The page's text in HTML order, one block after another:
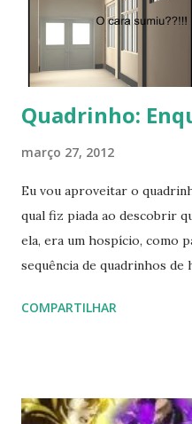
nos elementos históricos
E o animê começou assim.
Quadrinho:
março 27, 2012
Eu vou aproveitar o
qual fiz piada ao descobrir
ela, era um hospício, como
sequência de quadrinhos
distraído. Pois em 96, eu fui
KKKK
COMPARTILHAR